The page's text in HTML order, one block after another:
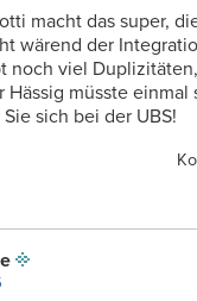
macht das super,
wärend der
noch viel
Hässig müsste einmal
sich bei der UBS!